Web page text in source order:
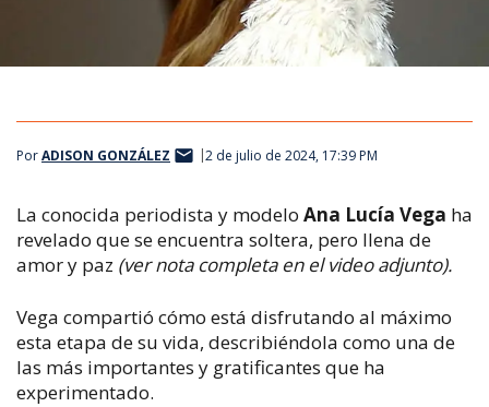
PorADISON GONZÁLEZ 2 de julio de 2024, 17:39 PM
La conocida periodista y modelo Ana Lucía Vega ha
revelado que se encuentra soltera, pero llena de
amor y paz (ver nota completa en el video adjunto).
Vega compartió cómo está disfrutando al máximo
esta etapa de su vida, describiéndola como una de
las más importantes y gratificantes que ha
experimentado.